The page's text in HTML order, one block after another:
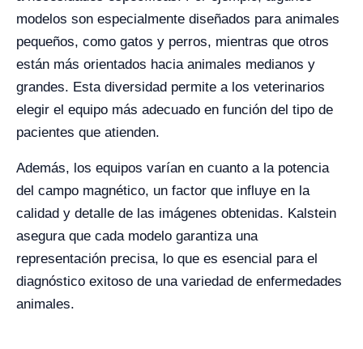
modelos son especialmente diseñados para animales
pequeños, como gatos y perros, mientras que otros
están más orientados hacia animales medianos y
grandes. Esta diversidad permite a los veterinarios
elegir el equipo más adecuado en función del tipo de
pacientes que atienden.
Además, los equipos varían en cuanto a la potencia
del campo magnético, un factor que influye en la
calidad y detalle de las imágenes obtenidas. Kalstein
asegura que cada modelo garantiza una
representación precisa, lo que es esencial para el
diagnóstico exitoso de una variedad de enfermedades
animales.